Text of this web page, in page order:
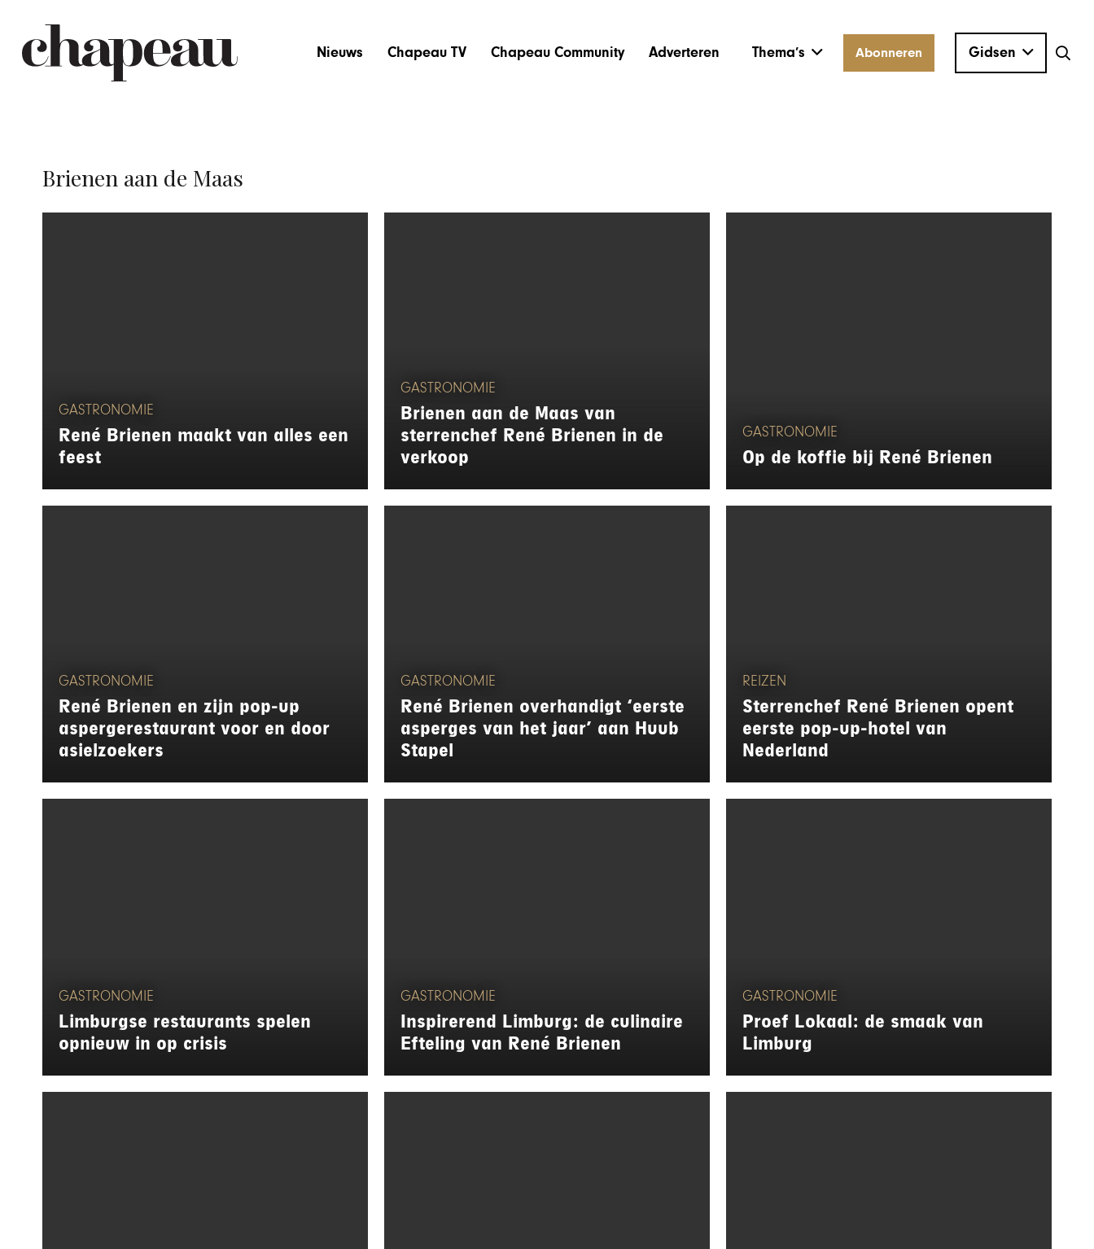
Nieuws Chapeau TV Chapeau Community Adverteren Thema’s Abonneren Gidsen
Brienen aan de Maas
GASTRONOMIE
René Brienen maakt van alles een
feest
GASTRONOMIE
Brienen aan de Maas van
sterrenchef René Brienen in de
verkoop
GASTRONOMIE
Op de koffie bij René Brienen
GASTRONOMIE
René Brienen en zijn pop-up
aspergerestaurant voor en door
asielzoekers
GASTRONOMIE
René Brienen overhandigt ‘eerste
asperges van het jaar’ aan Huub
Stapel
REIZEN
Sterrenchef René Brienen opent
eerste pop-up-hotel van
Nederland
GASTRONOMIE
Limburgse restaurants spelen
opnieuw in op crisis
GASTRONOMIE
Inspirerend Limburg: de culinaire
Efteling van René Brienen
GASTRONOMIE
Proef Lokaal: de smaak van
Limburg